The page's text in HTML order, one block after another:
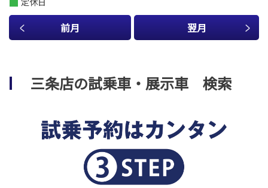
前月 翌月
三条店の試乗車・展示車 検索